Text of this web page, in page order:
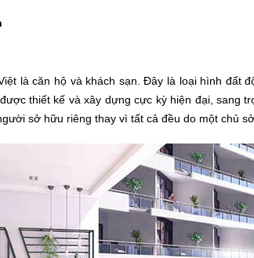
là căn hộ và khách sạn. Đây là loại hình đất
thiết kế và xây dựng cực kỳ hiện đại, sang
sở hữu riêng thay vì tất cả đều do một chủ